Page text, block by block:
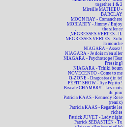
together 1 & 2
Mireille MATHIEU -
BARCLAY
MOON RAY - Comanchero
MORIARTY - Jimmy / Enjoy
the silence
NÉGRESSES VERTES - IL
NÉGRESSES VERTES - Zobi
la mouche
NIAGARA - Assez !
NIAGARA - Je dois m'en aller
NIAGARA - Psychotrope [Test
Pressing]
NIAGARA - Tchiki boum
NOVECENTO - Come to me
O-ZONE - Dragostea din teï
PÉPIT' SHOW - Aye Pépito !
Pascale CHAMBRY - Les mots
du jour
Patricia KAAS - Kennedy Rose
(remix)
Patricia KAAS - Regarde les
riches
Patrick JUVET - Lady night
Patrick SÉBASTIEN - Tu